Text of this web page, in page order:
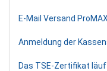
E-Mail Versand ProMAX
Anmeldung der
Das TSE-Zertifikat